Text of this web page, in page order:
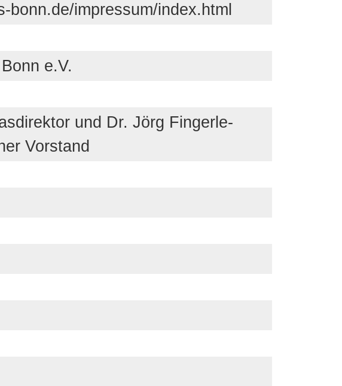
bonn.de/impressum/index.html
e.V.
und Dr. Jörg Fingerle-
Vorstand